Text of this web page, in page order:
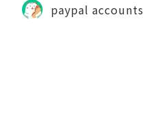
paypal accounts